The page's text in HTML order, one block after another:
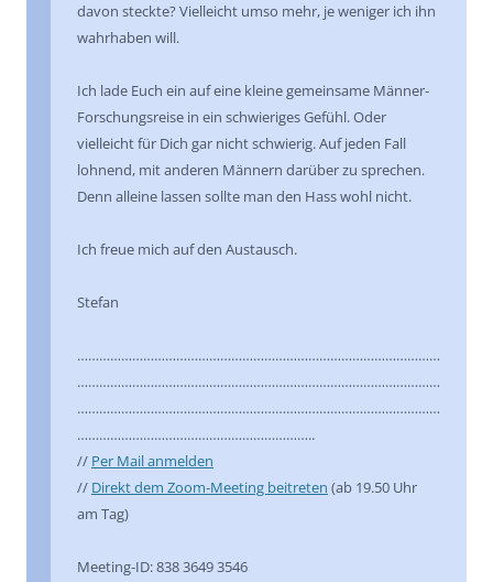
davon steckte? Vielleicht umso mehr, je weniger ich ihn
wahrhaben will.
Ich lade Euch ein auf eine kleine gemeinsame Männer-
Forschungsreise in ein schwieriges Gefühl. Oder
vielleicht für Dich gar nicht schwierig. Auf jeden Fall
lohnend, mit anderen Männern darüber zu sprechen.
Denn alleine lassen sollte man den Hass wohl nicht.
Ich freue mich auf den Austausch.
Stefan
………………………………………………………………………………………
………………………………………………………………………………………
………………………………………………………………………………………
………………………………………………………..
// Per Mail anmelden
// Direkt dem Zoom-Meeting beitreten (ab 19.50 Uhr
am Tag)
Meeting-ID: 838 3649 3546